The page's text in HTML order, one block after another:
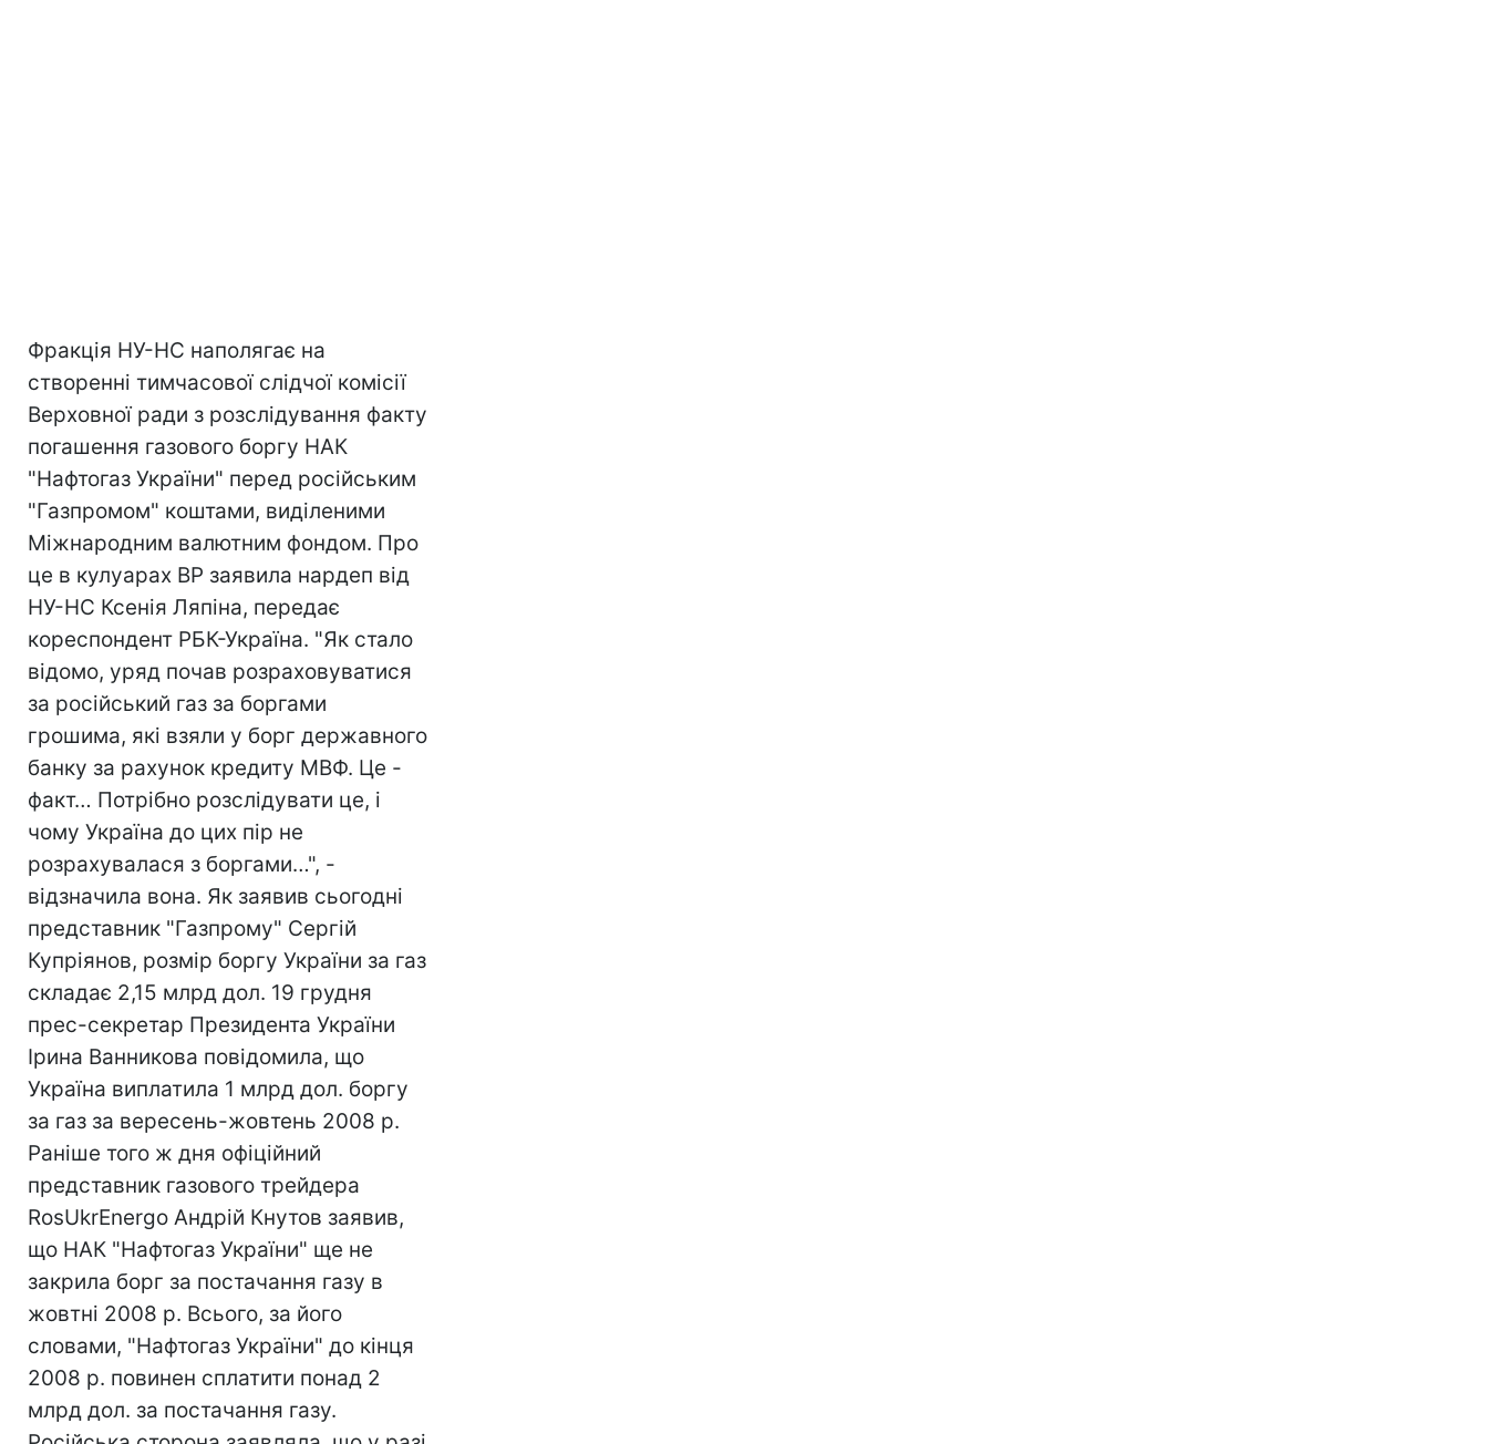
Фракція НУ-НС наполягає на
створенні тимчасової слідчої комісії
Верховної ради з розслідування факту
погашення газового боргу НАК
"Нафтогаз України" перед російським
"Газпромом" коштами, виділеними
Міжнародним валютним фондом. Про
це в кулуарах ВР заявила нардеп від
НУ-НС Ксенія Ляпіна, передає
кореспондент РБК-Україна. "Як стало
відомо, уряд почав розраховуватися
за російський газ за боргами
грошима, які взяли у борг державного
банку за рахунок кредиту МВФ. Це -
факт… Потрібно розслідувати це, і
чому Україна до цих пір не
розрахувалася з боргами…", -
відзначила вона. Як заявив сьогодні
представник "Газпрому" Сергій
Купріянов, розмір боргу України за газ
складає 2,15 млрд дол. 19 грудня
прес-секретар Президента України
Ірина Ванникова повідомила, що
Україна виплатила 1 млрд дол. боргу
за газ за вересень-жовтень 2008 р.
Раніше того ж дня офіційний
представник газового трейдера
RosUkrEnergo Андрій Кнутов заявив,
що НАК "Нафтогаз України" ще не
закрила борг за постачання газу в
жовтні 2008 р. Всього, за його
словами, "Нафтогаз України" до кінця
2008 р. повинен сплатити понад 2
млрд дол. за постачання газу.